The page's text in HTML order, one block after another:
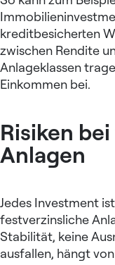
kreditbesicherten
zwischen Rendite
Anlageklassen
Einkommen bei.
Risiken
Anlagen
Jedes Investment
festverzinsliche
Stabilität, keine
ausfallen, hängt